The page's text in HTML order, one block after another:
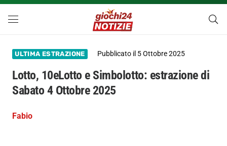
ULTIMA ESTRAZIONE Pubblicato il 5 Ottobre 2025
Lotto, 10eLotto e Simbolotto: estrazione di
Sabato 4 Ottobre 2025
Fabio